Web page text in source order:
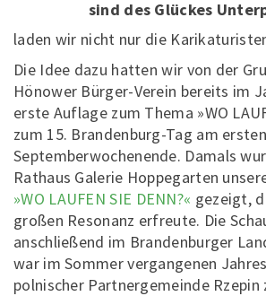
sind des Glückes
laden wir nicht nur die
Die Idee dazu hatten wir von der
Hönower Bürger-Verein bereits im
erste Auflage zum Thema »WO
zum 15. Brandenburg-Tag am ersten
Septemberwochenende. Damals
Rathaus Galerie Hoppegarten
»WO LAUFEN SIE DENN?« gezeigt,
großen Resonanz erfreute. Die
anschließend im Brandenburger
war im Sommer vergangenen
polnischer Partnergemeinde Rzepin